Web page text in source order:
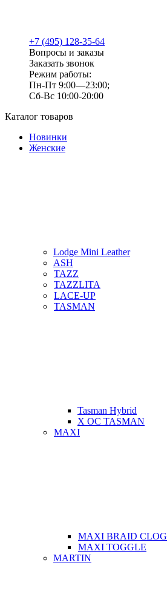
+7 (495) 128-35-64
Вопросы и заказы
Заказать звонок
Режим работы:
Пн-Пт 9:00—23:00;
Сб-Вс 10:00-20:00
Каталог товаров
Новинки
Женские
Lodge Mini Leather
ASH
TAZZ
TAZZLITA
LACE-UP
TASMAN
Tasman Hybrid
X OC TASMAN
MAXI
MAXI BRAID CLOG
MAXI TOGGLE
MARTIN